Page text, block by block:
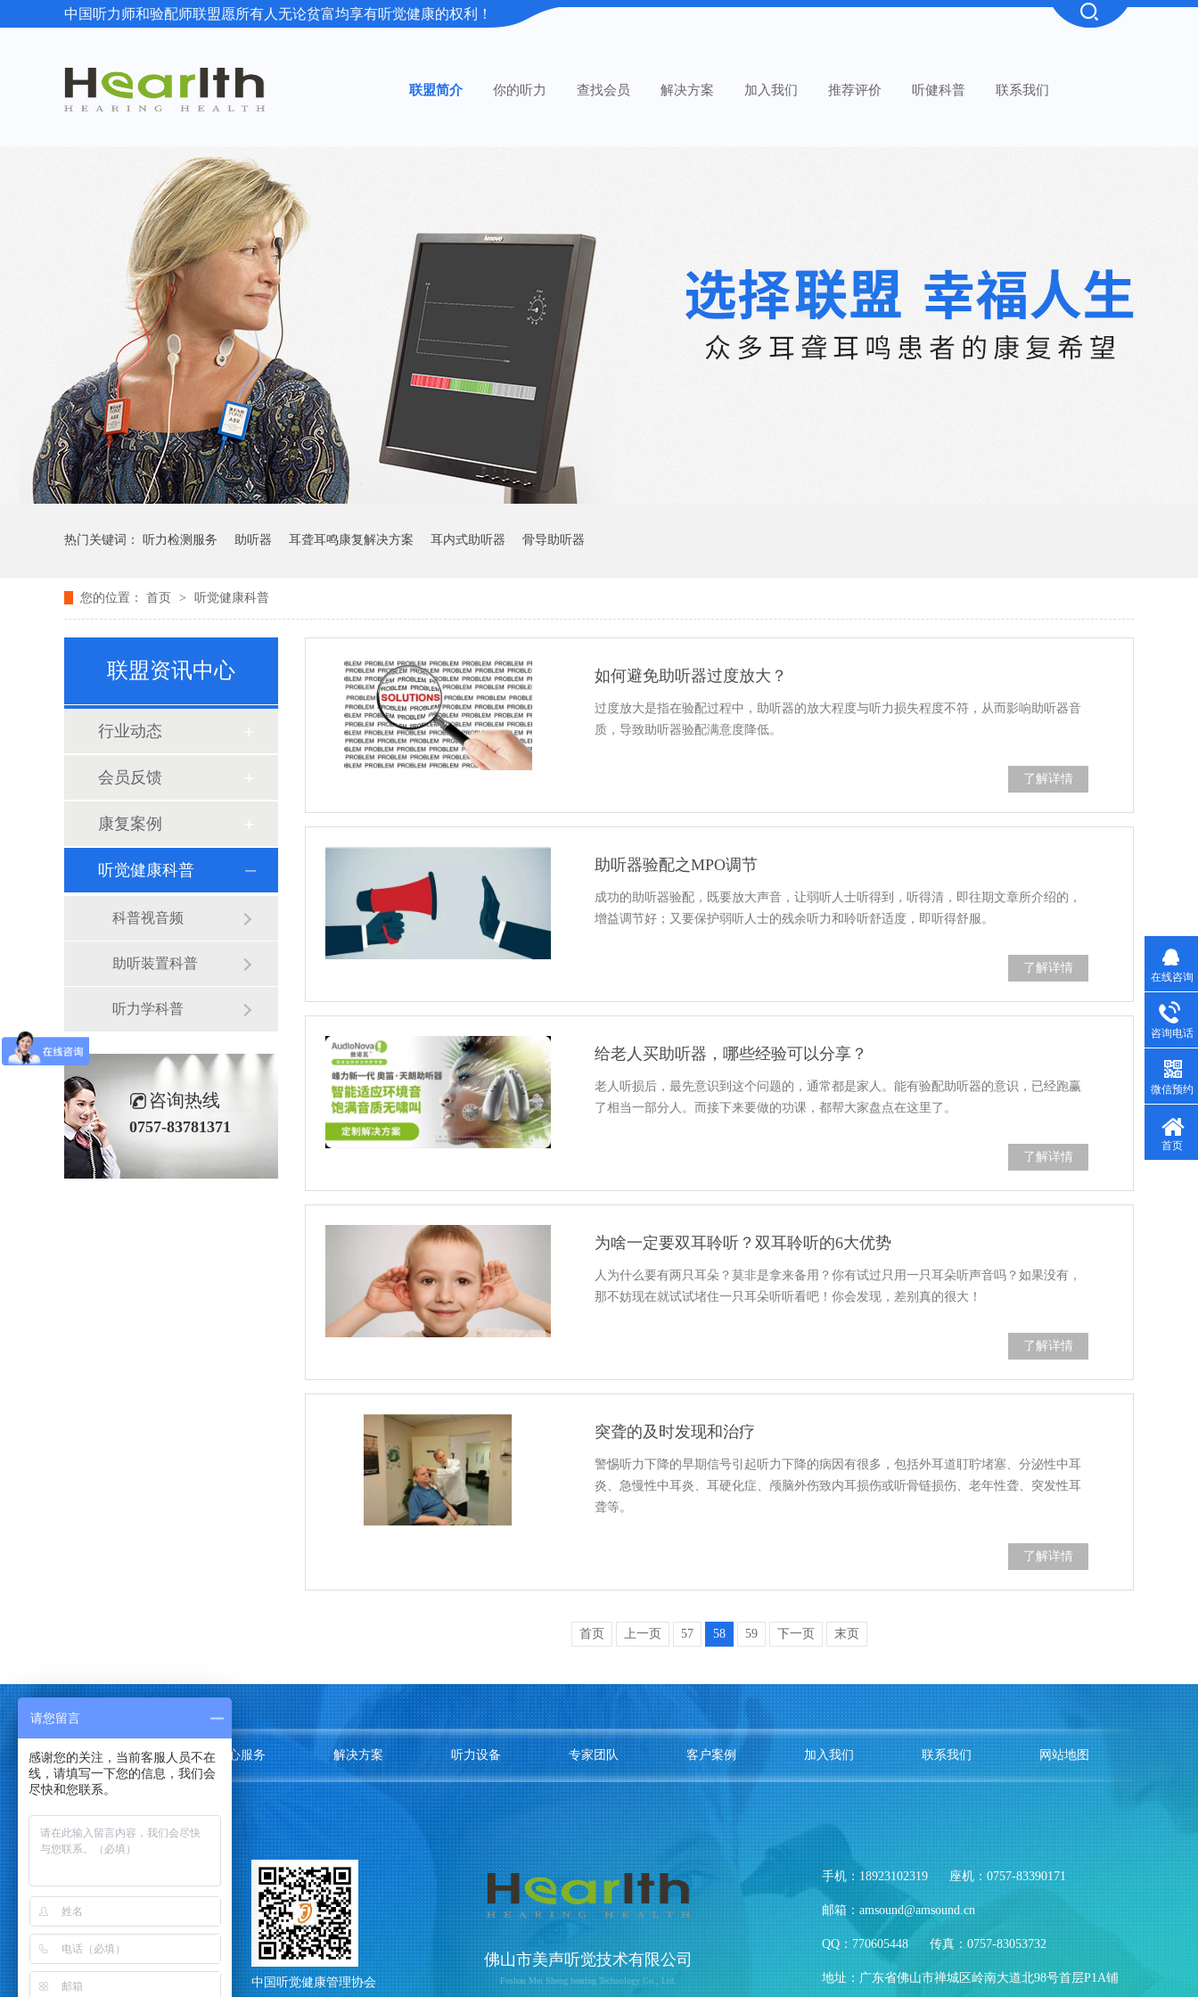
中国听力师和验配师联盟愿所有人无论贫富均享有听觉健康的权利！
联盟简介 你的听力 查找会员 解决方案 加入我们 推荐评价 听健科普 联系我们
热门关键词： 听力检测服务 助听器 耳聋耳鸣康复解决方案 耳内式助听器 骨导助听器
您的位置： 首页 > 听觉健康科普
联盟资讯中心
行业动态
会员反馈
康复案例
听觉健康科普
科普视音频
助听装置科普
听力学科普
咨询热线
0757-83781371
如何避免助听器过度放大？
过度放大是指在验配过程中，助听器的放大程度与听力损失程度不符，从而影响助听器音
质，导致助听器验配满意度降低。
了解详情
助听器验配之MPO调节
成功的助听器验配，既要放大声音，让弱听人士听得到，听得清，即往期文章所介绍的，
增益调节好；又要保护弱听人士的残余听力和聆听舒适度，即听得舒服。
了解详情
给老人买助听器，哪些经验可以分享？
老人听损后，最先意识到这个问题的，通常都是家人。能有验配助听器的意识，已经跑赢
了相当一部分人。而接下来要做的功课，都帮大家盘点在这里了。
了解详情
为啥一定要双耳聆听？双耳聆听的6大优势
人为什么要有两只耳朵？莫非是拿来备用？你有试过只用一只耳朵听声音吗？如果没有，
那不妨现在就试试堵住一只耳朵听听看吧！你会发现，差别真的很大！
了解详情
突聋的及时发现和治疗
警惕听力下降的早期信号引起听力下降的病因有很多，包括外耳道耵聍堵塞、分泌性中耳
炎、急慢性中耳炎、耳硬化症、颅脑外伤致内耳损伤或听骨链损伤、老年性聋、突发性耳
聋等。
了解详情
首页 上一页 57 58 59 下一页 末页
关于我们 中心服务 解决方案 听力设备 专家团队 客户案例 加入我们 联系我们 网站地图
中国听觉健康管理协会 中国听觉健康管理协会
佛山市美声听觉技术有限公司
Foshan Mei Sheng hearing Technology Co., Ltd.
手机：18923102319 座机：0757-83390171
邮箱：amsound@amsound.cn
QQ：770605448 传真：0757-83053732
地址：广东省佛山市禅城区岭南大道北98号首层P1A铺
在线咨询
咨询电话
微信预约
首页
请您留言
感谢您的关注，当前客服人员不在
线，请填写一下您的信息，我们会
尽快和您联系。